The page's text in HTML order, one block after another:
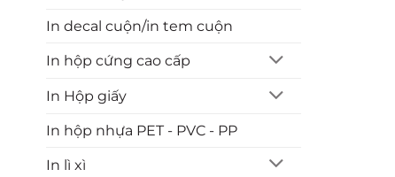
In decal cuộn/in tem cuộn
In hộp cứng cao cấp
In Hộp giấy
In hộp nhựa PET - PVC - PP
In lì xì